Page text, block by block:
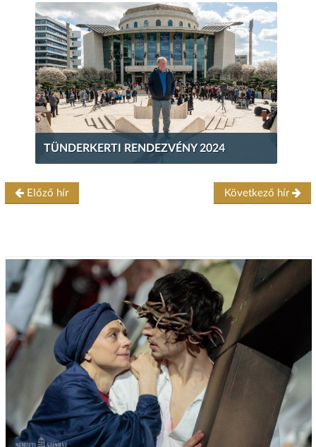
TÜNDERKERTI RENDEZVÉNY 2024
Előző hír Következő hír